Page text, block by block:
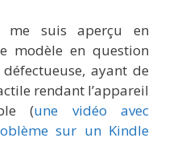
me suis aperçu en
modèle en question
ayant de
rendant l’appareil
(une vidéo avec
sur un Kindle